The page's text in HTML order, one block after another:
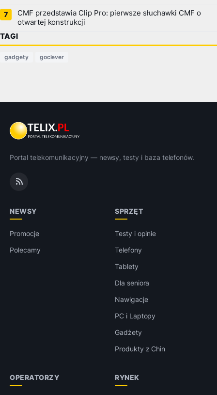
CMF przedstawia Clip Pro: pierwsze słuchawki CMF o
otwartej konstrukcji
TAGI
gadgety goclever
Portal telekomunikacyjny — newsy, testy i baza telefonów.
NEWSY
Promocje
Polecamy
SPRZĘT
Testy i opinie
Telefony
Tablety
Dla seniora
Nawigacje
PC i Laptopy
Gadżety
Produkty z Chin
OPERATORZY RYNEK